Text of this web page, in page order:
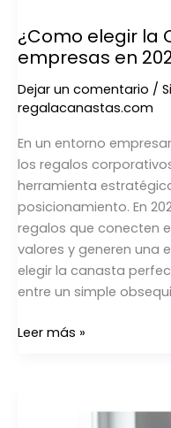
¿Como elegir la
empresas en
Dejar un comentario /
regalacanastas.com
En un entorno
los regalos
herramienta
posicionamiento. En
regalos que conecten
valores y generen una
elegir la canasta
entre un simple
Leer más »